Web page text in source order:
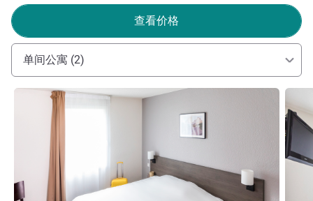
查看价格
单间公寓 (2)
请参阅详情 请参